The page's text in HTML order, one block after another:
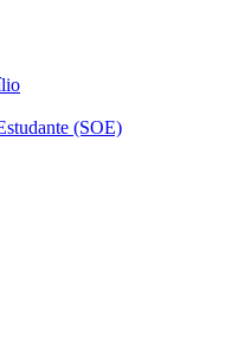
(SOE)